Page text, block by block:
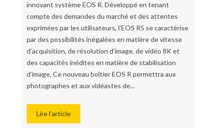
innovant système EOS R. Développé en tenant
compte des demandes du marché et des attentes
exprimées par les utilisateurs, l’EOS R5 se caractérise
par des possibilités inégalées en matière de vitesse
d’acquisition, de résolution d’image, de vidéo 8K et
des capacités inédites en matière de stabilisation
d’image. Ce nouveau boîtier EOS R permettra aux
photographes et aux vidéastes de...
Lire l'article